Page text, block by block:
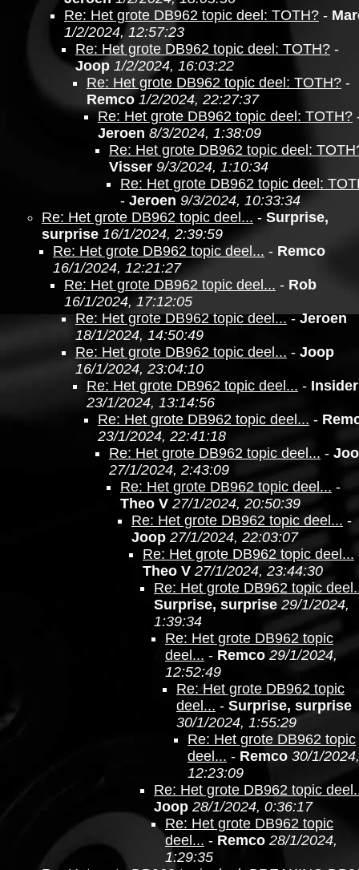
Re: Het grote DB962 topic deel: TOTH? -
1/2/2024, 12:57:23
Re: Het grote DB962 topic deel: TOTH? -
Joop 1/2/2024, 16:03:22
Re: Het grote DB962 topic deel: TOTH? -
Remco 1/2/2024, 22:27:37
Re: Het grote DB962 topic deel: TOTH?
Jeroen 8/3/2024, 1:38:09
Re: Het grote DB962 topic deel:
Visser 9/3/2024, 1:10:34
Re: Het grote DB962 topic deel:
- Jeroen 9/3/2024, 10:33:34
Re: Het grote DB962 topic deel... - Surprise,
surprise 16/1/2024, 2:39:59
Re: Het grote DB962 topic deel... - Remco
16/1/2024, 12:21:27
Re: Het grote DB962 topic deel... - Rob
16/1/2024, 17:12:05
Re: Het grote DB962 topic deel...-Jeroen
18/1/2024, 14:50:49
Re: Het grote DB962 topic deel... - Joop
16/1/2024, 23:04:10
Re: Het grote DB962 topic deel... - Insider
23/1/2024, 13:14:56
Re: Het grote DB962 topic deel... -
23/1/2024, 22:41:18
Re: Het grote DB962 topic deel... -
27/1/2024, 2:43:09
Re: Het grote DB962 topic deel... -
Theo V 27/1/2024, 20:50:39
Re: Het grote DB962 topic deel... -
Joop 27/1/2024, 22:03:07
Re: Het grote DB962 topic deel...
Theo V 27/1/2024, 23:44:30
Re: Het grote DB962 topic
Surprise, surprise 29/1/2024,
1:39:34
Re: Het grote DB962 topic
deel... - Remco 29/1/2024,
12:52:49
Re: Het grote DB962 topic
deel... - Surprise, surprise
30/1/2024, 1:55:29
Re: Het grote DB962 topic
deel... - Remco 30/1/2024,
12:23:09
Re: Het grote DB962 topic
Joop 28/1/2024, 0:36:17
Re: Het grote DB962 topic
deel... - Remco 28/1/2024,
1:29:35